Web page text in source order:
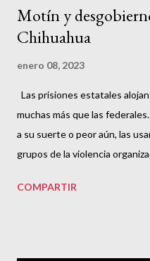
Motín y
Chihuahua
enero 08, 2023
Las prisiones estatales
muchas más que las
a su suerte o peor aún, las
grupos de la violencia
COMPARTIR